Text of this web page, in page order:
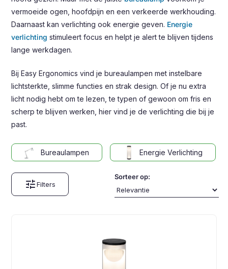
vermoeide ogen, hoofdpijn en een verkeerde werkhouding.
Daarnaast kan verlichting ook energie geven. Energie
verlichting stimuleert focus en helpt je alert te blijven tijdens
lange werkdagen.
Bij Easy Ergonomics vind je bureaulampen met instelbare
lichtsterkte, slimme functies en strak design. Of je nu extra
licht nodig hebt om te lezen, te typen of gewoon om fris en
scherp te blijven werken, hier vind je de verlichting die bij je
past.
Bureaulampen Energie Verlichting
tuneFilters
Sorteer op: